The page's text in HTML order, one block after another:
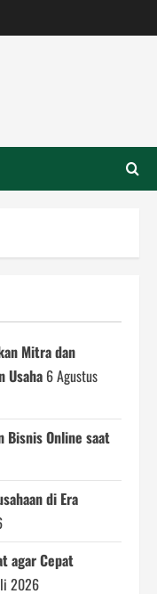
Mitra dan
Usaha 6 Agustus
Bisnis Online saat
di Era
agar Cepat
2026